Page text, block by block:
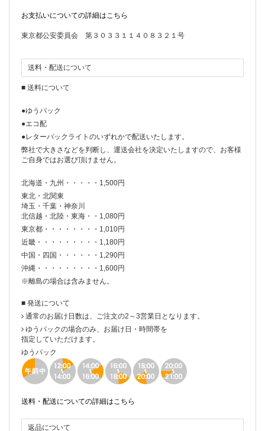
す。
2wayで着こなして頂けますよ。
Merry Christmas & A Happy New Year!
Merci&Co.は
2017年12月27日(水)～2017年1月4日(木)まで
お休みを頂戴いたします。
12月26日(火)16時以降に頂いたご注文は
年明け5日(金)より順次行って参りますので
ご到着まで今しばらくお待ちくださいませ。
ご不便をお掛けいたしますが、どうぞよろしくお願いいたし
ます。
皆様にとって、素敵な2018年になりますように
Merci&Co.事業部
2017年06月26日
月額ファッションレンタルお申込み方法
レンタルまでのフローをお伝えいたします。
(1)Merci&Co.ホームページにて、会員登録
(2)メールにてご契約・ご予約
・info@merci-co.comまで下記フォーマットにてご連絡くだ
さいませ。
お支払いについての詳細はこちら
東京都公安委員会 第３０３３１１４０８３２１号
送料・配送について
■ 送料について
●ゆうパック
●エコ配
●レターパックライトのいずれかで配送いたします。
弊社で大きさなどを判断し、運送会社を決定いたしますので、お客様
ご自身ではお選び頂けません。
北海道・九州・・・・・1,500円
東北・北関東
埼玉・千葉・神奈川
北信越・北陸・東海・・1,080円
東京都・・・・・・・・1,010円
近畿・・・・・・・・・1,180円
中国・四国・・・・・・1,290円
沖縄・・・・・・・・・1,600円
※離島の場合は含みません。
■ 発送について
通常のお届け日数は、ご注文の2～3営業日となります。
ゆうパックの場合のみ、お届け日・時間帯を
指定していただけます。
ゆうパック
送料・配送についての詳細はこちら
返品について